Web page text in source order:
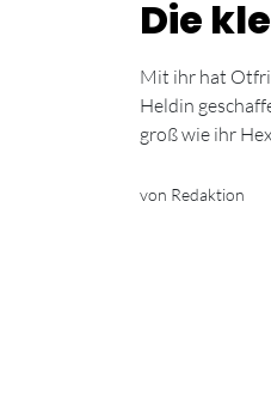
Die
Mit ihr hat
Heldin
groß wie ihr
von Redaktion